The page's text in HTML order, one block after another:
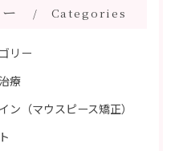
Categories
リー
療
ン（マウスピース矯正）